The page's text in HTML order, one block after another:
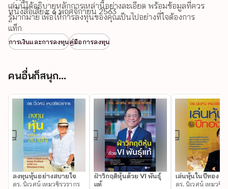
เล่มนี้ได้อธิบายหลักการเหล่านี้อย่างละเอียด พร้อมข้อมูลที่ควร
รู้มากมาย เพื่อให้การลงทุนของคุณเป็นไปอย่างที่ใจต้องการ
หนังสือเสียง: 6 พฤศจิกายน 2563
แท็ก
การเงินและการลงทุนคู่มือการลงทุน
คนอื่นก็สนุก...
ลงทุนหุ้นอย่างสบายใจ
ดร. นิเวศน์ เหมวชิรวรากร
ฝ่าวิกฤติหุ้นด้วย VI พันธุ์
แท้
เล่นหุ้นในปีทอง
ดร. นิเวศน์ เหมวชิร